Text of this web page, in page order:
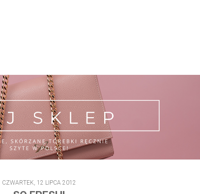
CZWARTEK, 12 LIPCA 2012